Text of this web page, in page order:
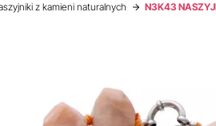
z kamieni naturalnych N3K43